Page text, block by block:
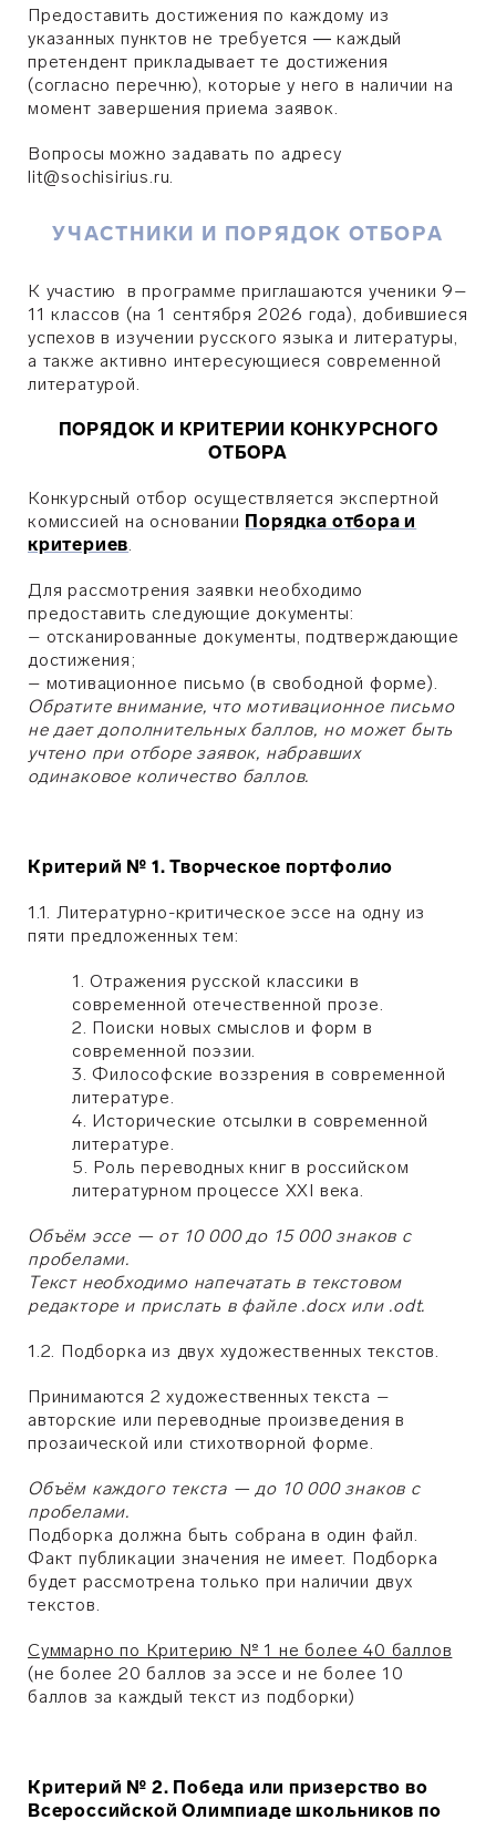
Предоставить достижения по каждому из
указанных пунктов не требуется — каждый
претендент прикладывает те достижения
(согласно перечню), которые у него в наличии на
момент завершения приема заявок.
Вопросы можно задавать по адресу
lit@sochisirius.ru.
УЧАСТНИКИ И ПОРЯДОК ОТБОРА
К участию в программе приглашаются ученики 9–
11 классов (на 1 сентября 2026 года), добившиеся
успехов в изучении русского языка и литературы,
а также активно интересующиеся современной
литературой.
ПОРЯДОК И КРИТЕРИИ КОНКУРСНОГО
ОТБОРА
Конкурсный отбор осуществляется экспертной
комиссией на основании Порядка отбора и
критериев.
Для рассмотрения заявки необходимо
предоставить следующие документы:
– отсканированные документы, подтверждающие
достижения;
– мотивационное письмо (в свободной форме).
Обратите внимание, что мотивационное письмо
не дает дополнительных баллов, но может быть
учтено при отборе заявок, набравших
одинаковое количество баллов.
Критерий № 1. Творческое портфолио
1.1. Литературно-критическое эссе на одну из
пяти предложенных тем:
1. Отражения русской классики в
современной отечественной прозе.
2. Поиски новых смыслов и форм в
современной поэзии.
3. Философские воззрения в современной
литературе.
4. Исторические отсылки в современной
литературе.
5. Роль переводных книг в российском
литературном процессе XXI века.
Объём эссе — от 10 000 до 15 000 знаков с
пробелами.
Текст необходимо напечатать в текстовом
редакторе и прислать в файле .docx или .odt.
1.2. Подборка из двух художественных текстов.
Принимаются 2 художественных текста –
авторские или переводные произведения в
прозаической или стихотворной форме.
Объём каждого текста — до 10 000 знаков с
пробелами.
Подборка должна быть собрана в один файл.
Факт публикации значения не имеет. Подборка
будет рассмотрена только при наличии двух
текстов.
Суммарно по Критерию № 1 не более 40 баллов
(не более 20 баллов за эссе и не более 10
баллов за каждый текст из подборки)
Критерий № 2. Победа или призерство во
Всероссийской Олимпиаде школьников по